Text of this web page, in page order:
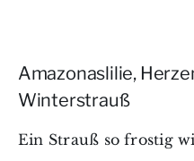
Amazonaslilie,
Winterstrauß
Ein Strauß so frostig